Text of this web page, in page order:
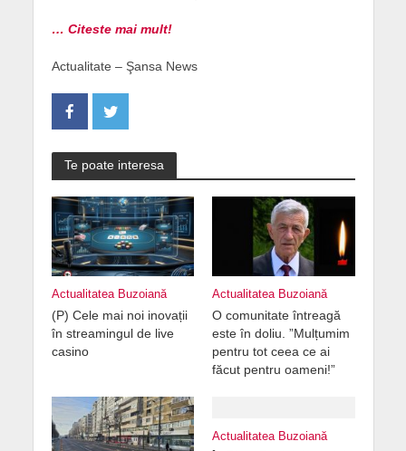
… Citeste mai mult!
Actualitate – Şansa News
Te poate interesa
Actualitatea Buzoiană
(P) Cele mai noi inovații
în streamingul de live
casino
Actualitatea Buzoiană
O comunitate întreagă
este în doliu. ”Mulțumim
pentru tot ceea ce ai
făcut pentru oameni!”
Actualitatea Buzoiană